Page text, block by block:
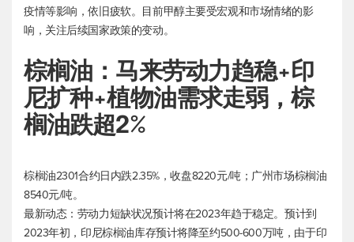
疫情等影响，依旧疲软。目前甲醇主要受宏观和市场情绪的影
响，关注后续国家政策的变动。
棕榈油：马来劳动力趋稳+印
尼扩种+植物油需求走弱，棕
榈油跌超2%
棕榈油2301合约日内跌2.35%，收盘8220元/吨；广州市场棕榈油
8540元/吨。
最新动态：劳动力短缺状况预计将在2023年趋于稳定。预计到
2023年初，印尼棕榈油库存预计将降至约500-600万吨，由于印